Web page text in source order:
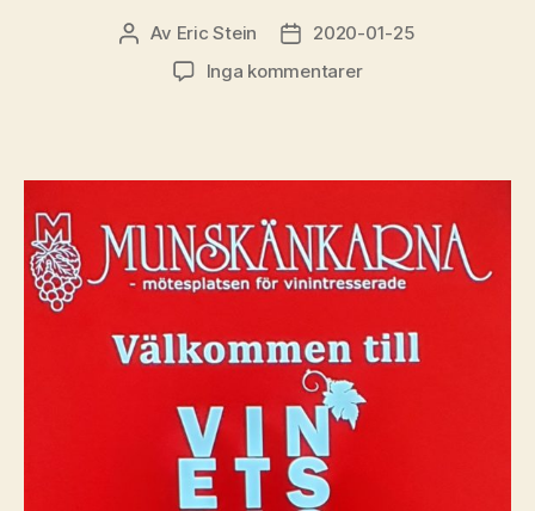
Inläggsförfattare
Av Eric Stein Inläggsdatum
2020-01-25
Inga kommentarertill
i
på
vinets
dag